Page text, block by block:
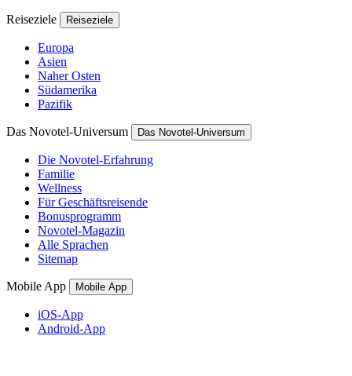
Reiseziele Reiseziele
Europa
Asien
Naher Osten
Südamerika
Pazifik
Das Novotel-Universum Das Novotel-Universum
Die Novotel-Erfahrung
Familie
Wellness
Für Geschäftsreisende
Bonusprogramm
Novotel-Magazin
Alle Sprachen
Sitemap
Mobile App Mobile App
iOS-App
Android-App